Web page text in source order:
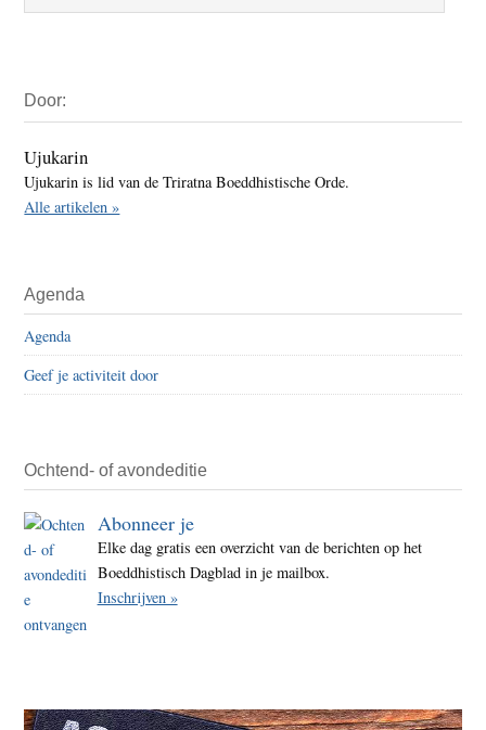
Sidebar
Door:
Ujukarin
Ujukarin is lid van de Triratna Boeddhistische Orde.
Alle artikelen »
Agenda
Agenda
Geef je activiteit door
Ochtend- of avondeditie
Abonneer je
Elke dag gratis een overzicht van de berichten op het
Boeddhistisch Dagblad in je mailbox.
Inschrijven »